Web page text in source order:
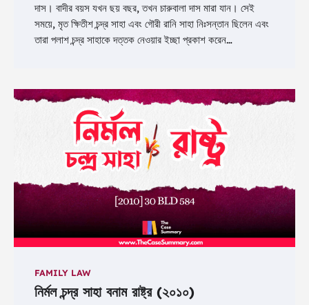
দাস। বাদীর বয়স যখন ছয় বছর, তখন চারুবালা দাস মারা যান। সেই
সময়ে, মৃত ক্ষিতীশ চন্দ্র সাহা এবং গৌরী রানি সাহা নিঃসন্তান ছিলেন এবং
তারা পলাশ চন্দ্র সাহাকে দত্তক নেওয়ার ইচ্ছা প্রকাশ করেন…
FAMILY LAW
নির্মল চন্দ্র সাহা বনাম রাষ্ট্র (২০১০)